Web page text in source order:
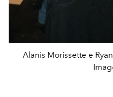
Alanis Morissette e